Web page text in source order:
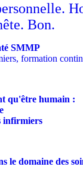
Bon.
SMMP
formation
qu'être humain :
infirmiers
le domaine des